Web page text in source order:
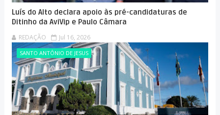
Luís do Alto declara apoio às pré-candidaturas de
Ditinho da AviVip e Paulo Câmara
REDAÇÃO Jul 16, 2026
SANTO ANTÔNIO DE JESUS